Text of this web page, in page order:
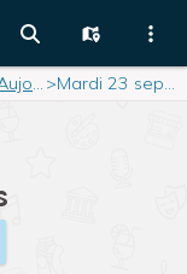
Aujourd'hui > Mardi 23 septembre 2025